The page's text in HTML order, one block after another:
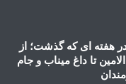
هفته ای که گذشت؛ از
تا داغ میناب و جام